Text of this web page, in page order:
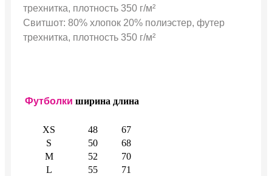
трехнитка, плотность 350 г/м²
Свитшот: 80% хлопок 20% полиэстер, футер
трехнитка, плотность 350 г/м²
Футболки ширина длина
XS 48
67
S
50
68
M
52
70
L
55
71